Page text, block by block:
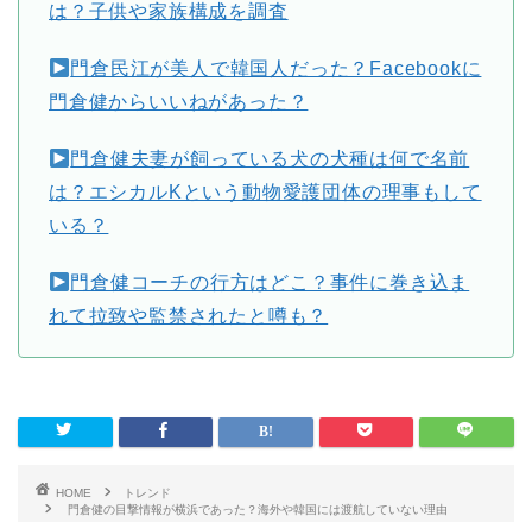
は？子供や家族構成を調査
門倉民江が美人で韓国人だった？Facebookに
門倉健からいいねがあった？
門倉健夫妻が飼っている犬の犬種は何で名前
は？エシカルKという動物愛護団体の理事もして
いる？
門倉健コーチの行方はどこ？事件に巻き込ま
れて拉致や監禁されたと噂も？
HOME
トレンド
門倉健の目撃情報が横浜であった？海外や韓国には渡航していない理由